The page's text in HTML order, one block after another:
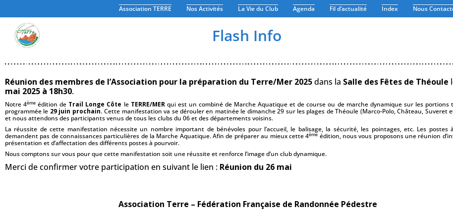
Association TERRE Nos Activités La Vie du Club Agenda Fil d’actualité Index Nous
Flash Info
Réunion des membres de l’Association pour la préparation du Terre/Mer 2025dans la Salle des Fêtes de Théoule
mai 2025 à 18h30.
Notre 4ème édition de Trail Longe Côte leTERRE/MERqui est un combiné de Marche Aquatique et de course ou de marche dynamique sur les portions
programmée le 29 juin prochain.Cette manifestation va se dérouler en matinée le dimanche 29 sur les plages de Théoule (Marco-Polo, Château, Suveret
et nous attendons des participants venus de tous les clubs du 06 et des départements voisins.
La réussite de cette manifestation nécessite un nombre important de bénévoles pour l’accueil, le balisage, la sécurité, les pointages, etc. Les postes
demandent pas de connaissances particulières de la Marche Aquatique. Afin de préparer au mieux cette 4ème édition, nous vous proposons une réunion
présentation et d’affectation des différents postes à pourvoir.
Nous comptons sur vous pour que cette manifestation soit une réussite et renforce l’image d’un club dynamique.
Merci de confirmer votre participation en suivant le lien : Réunion du 26 mai
Association Terre – Fédération Française de Randonnée Pédestre